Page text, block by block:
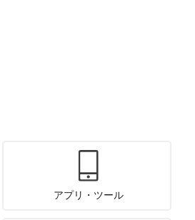
アプリ・ツール